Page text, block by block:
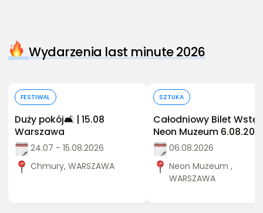
Wydarzenia last minute 2026
FESTIWAL
Duży pokój🛋️ | 15.08
Warszawa
24.07 - 15.08.2026
Chmury, WARSZAWA
SZTUKA
Całodniowy Bilet
Neon Muzeum
06.08.2026
Neon Muzeum ,
WARSZAWA